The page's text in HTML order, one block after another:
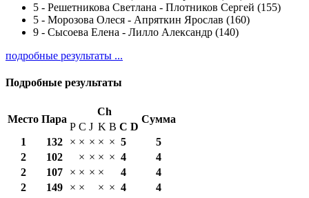
5 - Решетникова Светлана - Плотников Сергей (155)
5 - Морозова Олеся - Апряткин Ярослав (160)
9 - Сысоева Елена - Лилло Александр (140)
подробные результаты ...
Подробные результаты
Место Пара
Ch
Сумма
P C J K B С D
1
132 × × × × × 5
5
2
102 × × × × 4
4
2
107 × × × × 4
4
2
149 × × × × 4
4